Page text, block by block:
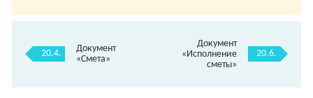
20.4.
Документ
«Смета»
Документ
«Исполнение
сметы»
20.6.